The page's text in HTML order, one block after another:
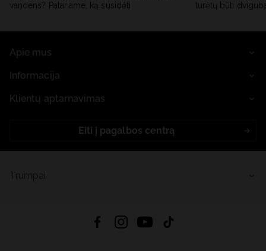
vandens? Patariame, ką susidėti
turėtų būti
Apie mus
Informacija
Klientų aptarnavimas
Eiti į pagalbos centrą